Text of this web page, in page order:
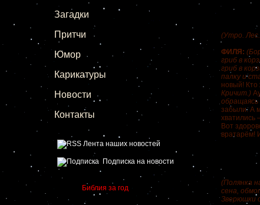
Загадки
Притчи
Юмор
Карикатуры
Новости
Контакты
Лента наших новостей
Подписка на новости
Библия за год
(Утро. Лес.
ФИЛЯ:
гриб в
гриб в
палку и
новый! Кто
Кричит.)
обращаясь
забыли. А
хватились
Вот
вратарём!
(Полянка
сена,
Зверюшки